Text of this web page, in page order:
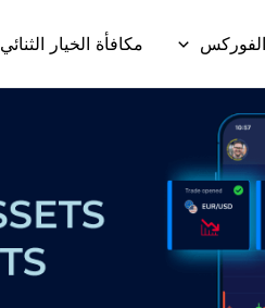
مكافأة الخيار الثنائي